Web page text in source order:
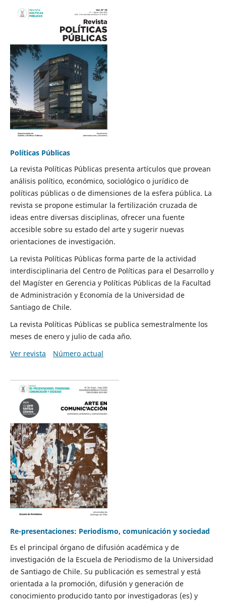
Políticas Públicas
La revista Políticas Públicas presenta artículos que provean
análisis político, económico, sociológico o jurídico de
políticas públicas o de dimensiones de la esfera pública. La
revista se propone estimular la fertilización cruzada de
ideas entre diversas disciplinas, ofrecer una fuente
accesible sobre su estado del arte y sugerir nuevas
orientaciones de investigación.
La revista Políticas Públicas forma parte de la actividad
interdisciplinaria del Centro de Políticas para el Desarrollo y
del Magíster en Gerencia y Políticas Públicas de la Facultad
de Administración y Economía de la Universidad de
Santiago de Chile.
La revista Políticas Públicas se publica semestralmente los
meses de enero y julio de cada año.
Ver revista
Número actual
Re-presentaciones: Periodismo, comunicación y sociedad
Es el principal órgano de difusión académica y de
investigación de la Escuela de Periodismo de la Universidad
de Santiago de Chile. Su publicación es semestral y está
orientada a la promoción, difusión y generación de
conocimiento producido tanto por investigadoras (es) y